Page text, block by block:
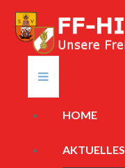
HOME
AKTUELLES